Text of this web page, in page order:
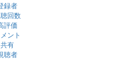
録者
回数
評価
ント
共有
聴者